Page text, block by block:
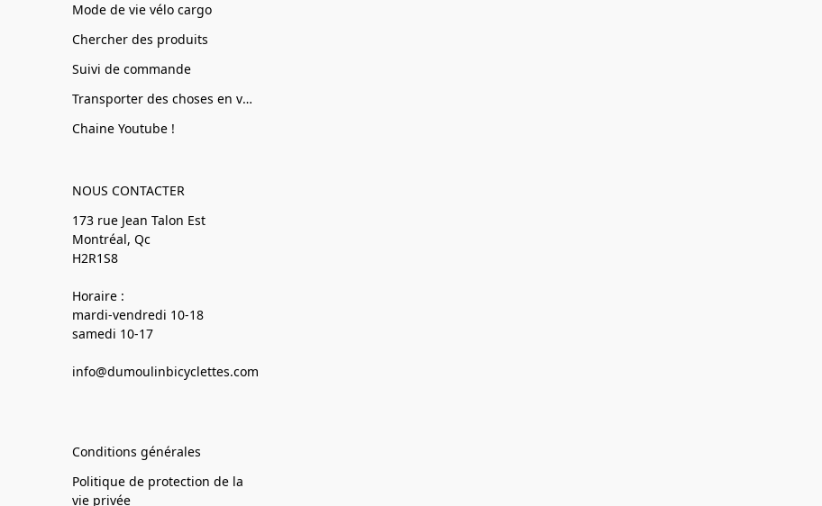
Mode de vie vélo cargo
Chercher des produits
Suivi de commande
Transporter des choses en vélo
Chaine Youtube !
NOUS CONTACTER
173 rue Jean Talon Est
Montréal, Qc
H2R1S8
Horaire :
mardi-vendredi 10-18
samedi 10-17
info@dumoulinbicyclettes.com
Conditions générales
Politique de protection de la
vie privée